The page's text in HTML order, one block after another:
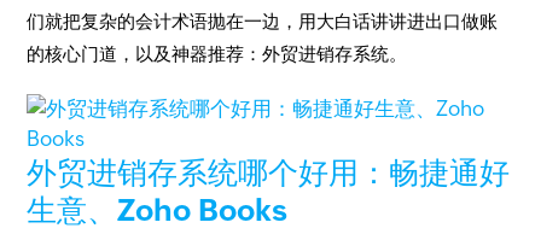
们就把复杂的会计术语抛在一边，用大白话讲讲进出口做账
的核心门道，以及神器推荐：外贸进销存系统。
外贸进销存系统哪个好用：畅捷通好
生意、Zoho Books